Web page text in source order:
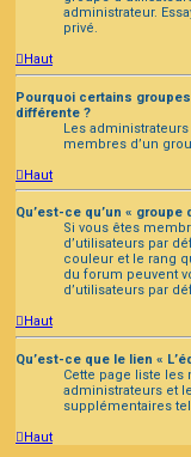
administrateur.
privé.
Haut
Pourquoi certains
différente ?
Les
membres d’un
Haut
Qu’est-ce qu’un « groupe
Si vous êtes
d’utilisateurs par
couleur et le rang
du forum peuvent
d’utilisateurs par
Haut
Qu’est-ce que le lien «
Cette page liste
administrateurs et
supplémentaires
Haut